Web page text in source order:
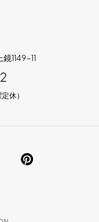
1149-11
休）